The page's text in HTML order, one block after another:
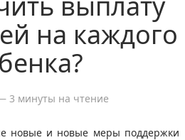
на каждого
3 минуты на чтение
новые и новые меры поддержки